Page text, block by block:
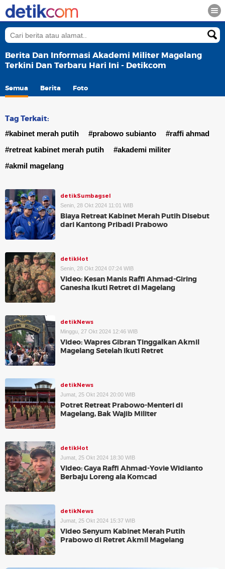
Berita Dan Informasi Akademi Militer Magelang
Terkini Dan Terbaru Hari Ini - Detikcom
Semua Berita Foto
Tag Terkait:
#kabinet merah putih #prabowo subianto
#raffi ahmad
#retreat kabinet merah putih
#akademi militer
#akmil magelang
detikSumbagsel
Senin, 28 Okt 2024 11:01 WIB
Biaya Retreat Kabinet Merah Putih Disebut
dari Kantong Pribadi Prabowo
detikHot
Senin, 28 Okt 2024 07:24 WIB
Video: Kesan Manis Raffi Ahmad-Giring
Ganesha Ikuti Retret di Magelang
detikNews
Minggu, 27 Okt 2024 12:46 WIB
Video: Wapres Gibran Tinggalkan Akmil
Magelang Setelah Ikuti Retret
detikNews
Jumat, 25 Okt 2024 20:00 WIB
Potret Retreat Prabowo-Menteri di
Magelang, Bak Wajib Militer
detikHot
Jumat, 25 Okt 2024 18:30 WIB
Video: Gaya Raffi Ahmad-Yovie Widianto
Berbaju Loreng ala Komcad
detikNews
Jumat, 25 Okt 2024 15:37 WIB
Video Senyum Kabinet Merah Putih
Prabowo di Retret Akmil Magelang